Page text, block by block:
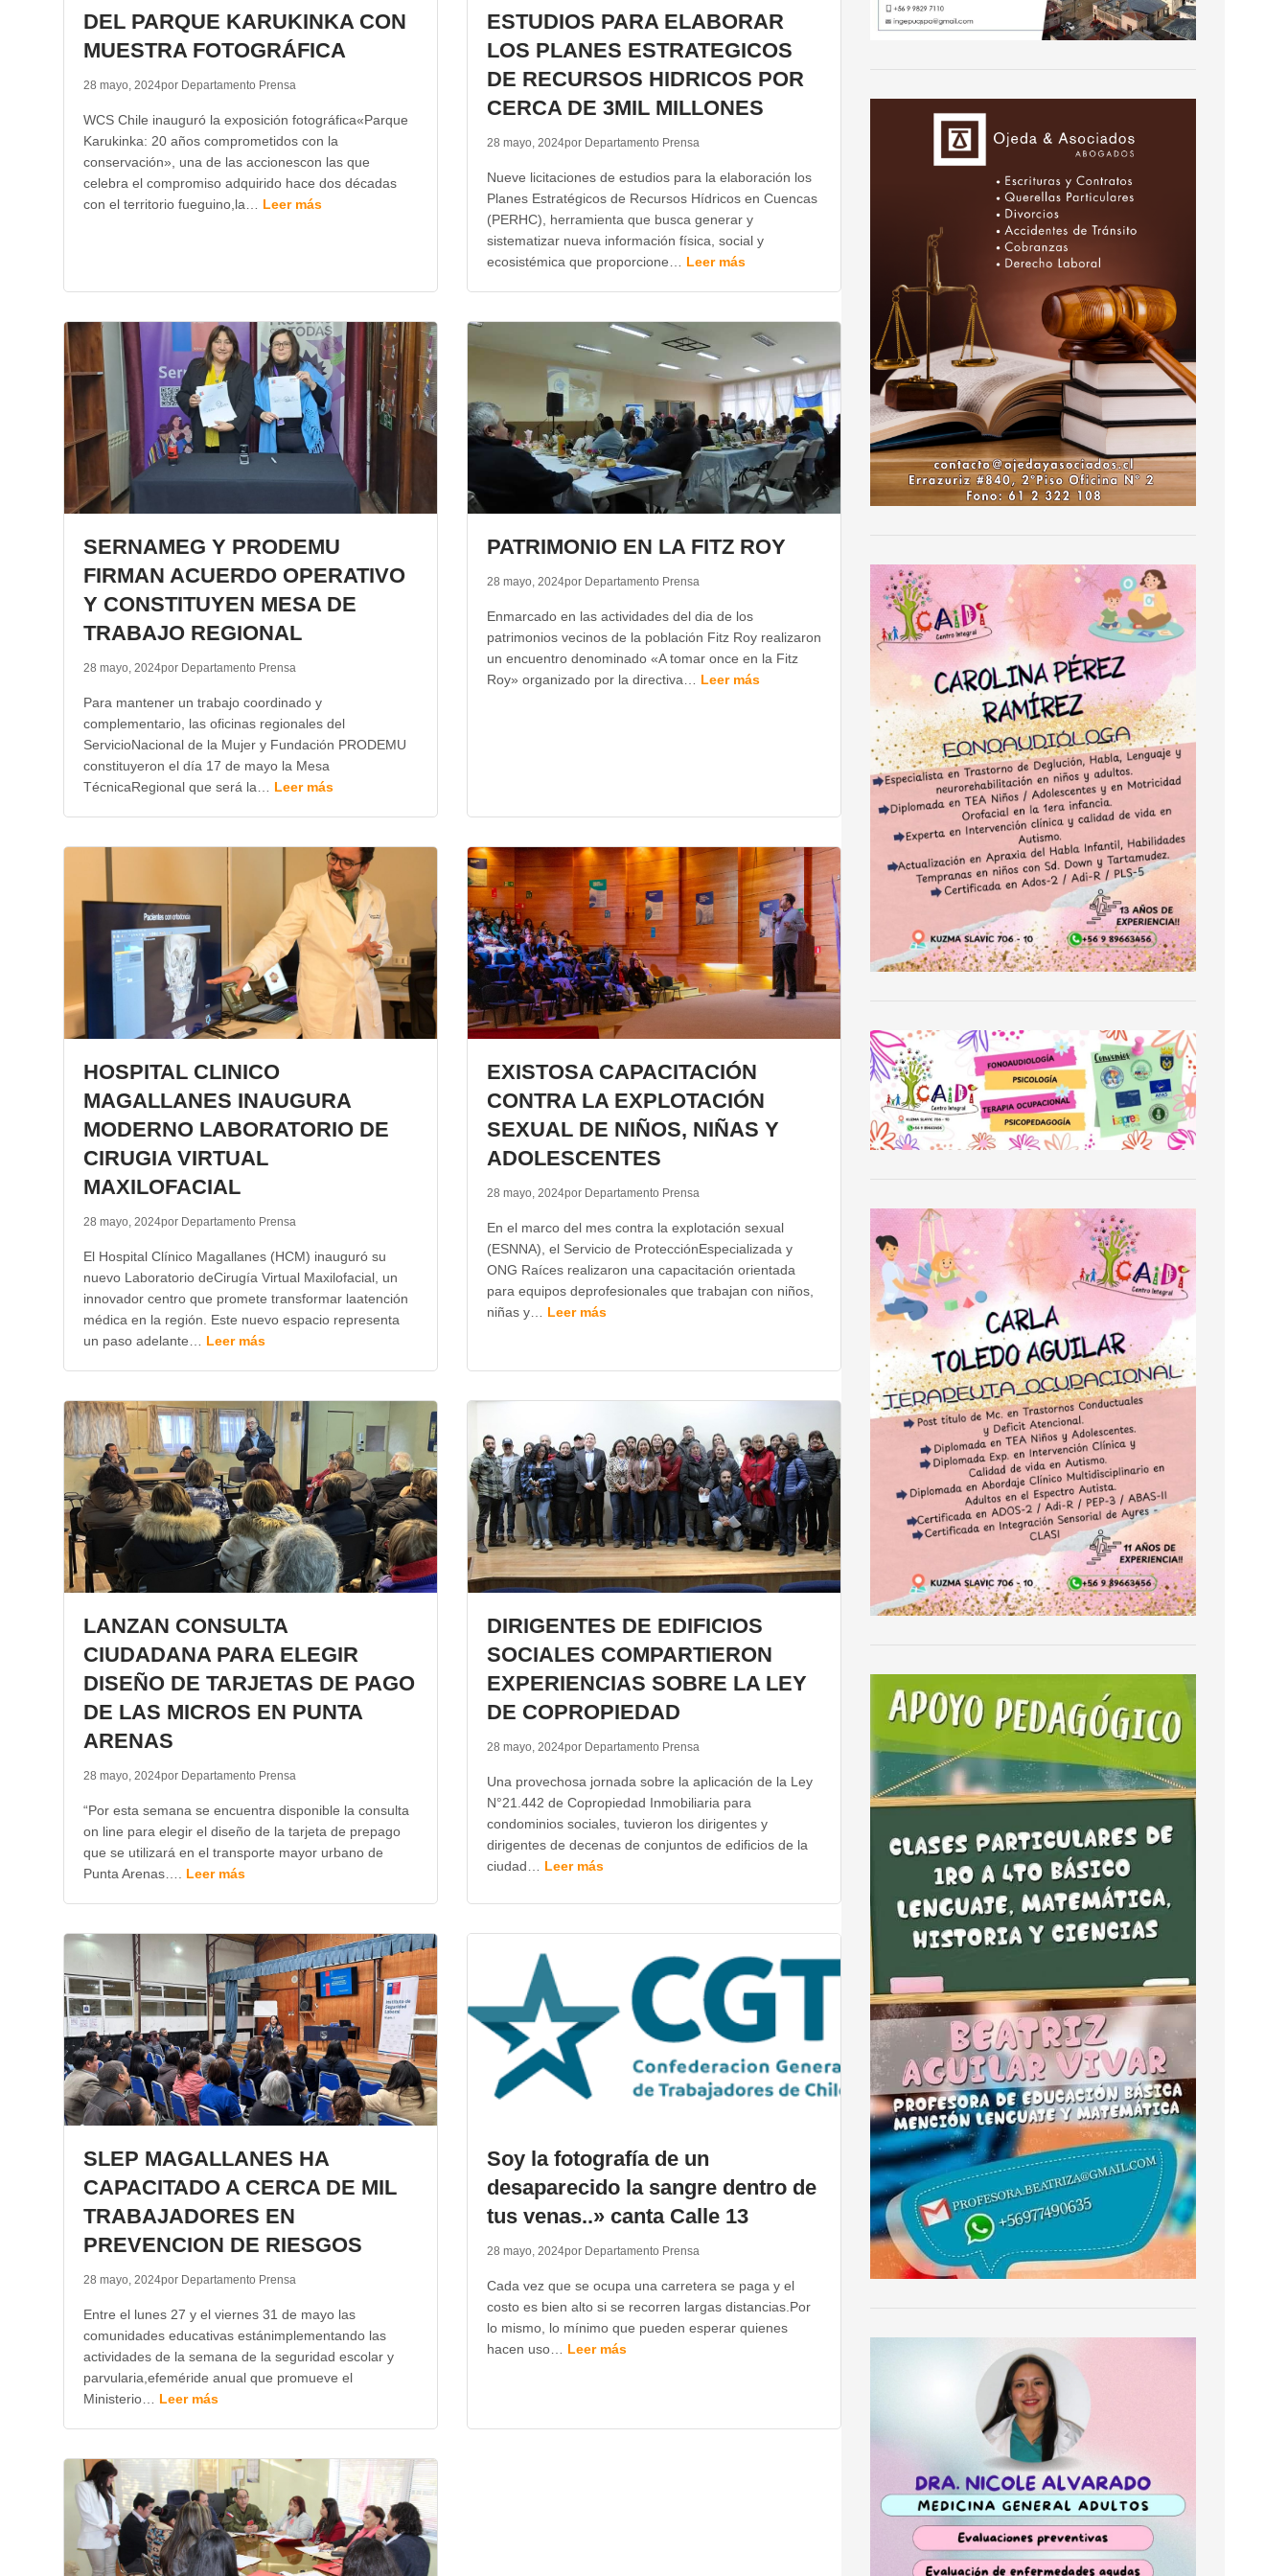
DEL PARQUE KARUKINKA CON
MUESTRA FOTOGRÁFICA
28 mayo, 2024por Departamento Prensa
WCS Chile inauguró la exposición fotográfica«Parque
Karukinka: 20 años comprometidos con la
conservación», una de las accionescon las que
celebra el compromiso adquirido hace dos décadas
con el territorio fueguino,la… Leer más
ESTUDIOS PARA ELABORAR
LOS PLANES ESTRATEGICOS
DE RECURSOS HIDRICOS POR
CERCA DE 3MIL MILLONES
28 mayo, 2024por Departamento Prensa
Nueve licitaciones de estudios para la elaboración los
Planes Estratégicos de Recursos Hídricos en Cuencas
(PERHC), herramienta que busca generar y
sistematizar nueva información física, social y
ecosistémica que proporcione… Leer más
SERNAMEG Y PRODEMU
FIRMAN ACUERDO OPERATIVO
Y CONSTITUYEN MESA DE
TRABAJO REGIONAL
28 mayo, 2024por Departamento Prensa
Para mantener un trabajo coordinado y
complementario, las oficinas regionales del
ServicioNacional de la Mujer y Fundación PRODEMU
constituyeron el día 17 de mayo la Mesa
TécnicaRegional que será la… Leer más
PATRIMONIO EN LA FITZ ROY
28 mayo, 2024por Departamento Prensa
Enmarcado en las actividades del dia de los
patrimonios vecinos de la población Fitz Roy realizaron
un encuentro denominado «A tomar once en la Fitz
Roy» organizado por la directiva… Leer más
HOSPITAL CLINICO
MAGALLANES INAUGURA
MODERNO LABORATORIO DE
CIRUGIA VIRTUAL
MAXILOFACIAL
28 mayo, 2024por Departamento Prensa
El Hospital Clínico Magallanes (HCM) inauguró su
nuevo Laboratorio deCirugía Virtual Maxilofacial, un
innovador centro que promete transformar laatención
médica en la región. Este nuevo espacio representa
un paso adelante… Leer más
EXISTOSA CAPACITACIÓN
CONTRA LA EXPLOTACIÓN
SEXUAL DE NIÑOS, NIÑAS Y
ADOLESCENTES
28 mayo, 2024por Departamento Prensa
En el marco del mes contra la explotación sexual
(ESNNA), el Servicio de ProtecciónEspecializada y
ONG Raíces realizaron una capacitación orientada
para equipos deprofesionales que trabajan con niños,
niñas y… Leer más
LANZAN CONSULTA
CIUDADANA PARA ELEGIR
DISEÑO DE TARJETAS DE PAGO
DE LAS MICROS EN PUNTA
ARENAS
28 mayo, 2024por Departamento Prensa
“Por esta semana se encuentra disponible la consulta
on line para elegir el diseño de la tarjeta de prepago
que se utilizará en el transporte mayor urbano de
Punta Arenas…. Leer más
DIRIGENTES DE EDIFICIOS
SOCIALES COMPARTIERON
EXPERIENCIAS SOBRE LA LEY
DE COPROPIEDAD
28 mayo, 2024por Departamento Prensa
Una provechosa jornada sobre la aplicación de la Ley
N°21.442 de Copropiedad Inmobiliaria para
condominios sociales, tuvieron los dirigentes y
dirigentes de decenas de conjuntos de edificios de la
ciudad… Leer más
SLEP MAGALLANES HA
CAPACITADO A CERCA DE MIL
TRABAJADORES EN
PREVENCION DE RIESGOS
28 mayo, 2024por Departamento Prensa
Entre el lunes 27 y el viernes 31 de mayo las
comunidades educativas estánimplementando las
actividades de la semana de la seguridad escolar y
parvularia,efeméride anual que promueve el
Ministerio… Leer más
Soy la fotografía de un
desaparecido la sangre dentro de
tus venas..» canta Calle 13
28 mayo, 2024por Departamento Prensa
Cada vez que se ocupa una carretera se paga y el
costo es bien alto si se recorren largas distancias.Por
lo mismo, lo mínimo que pueden esperar quienes
hacen uso… Leer más